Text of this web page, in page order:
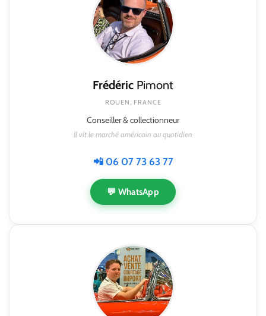
Frédéric Pimont
ROUEN, FRANCE
Conseiller & collectionneur
Il vit le marché américain au quotidien
📲 06 07 73 63 77
💬 WhatsApp